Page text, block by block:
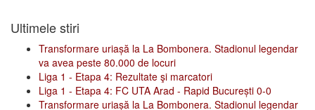
Ultimele stiri
Transformare uriașă la La Bombonera. Stadionul legendar
va avea peste 80.000 de locuri
Liga 1 - Etapa 4: Rezultate şi marcatori
Liga 1 - Etapa 4: FC UTA Arad - Rapid București 0-0
Transformare uriașă la La Bombonera. Stadionul legendar